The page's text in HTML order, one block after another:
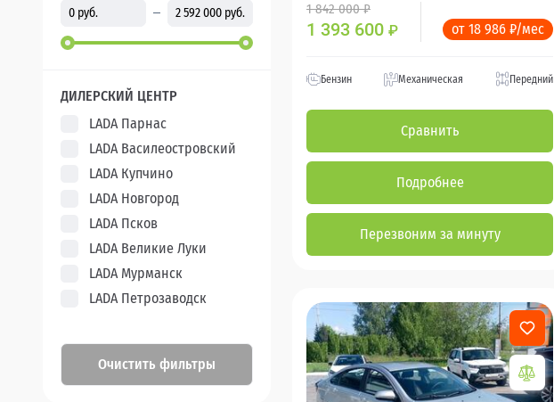
ДИЛЕРСКИЙ ЦЕНТР
LADA Парнас
LADA Василеостровский
LADA Купчино
LADA Новгород
LADA Псков
LADA Великие Луки
LADA Мурманск
LADA Петрозаводск
Очистить фильтры
1 842 000 ₽
1 393 600 ₽ от 18 986 ₽/мес
Бензин Механическая Передний
Сравнить
Подробнее
Перезвоним за минуту